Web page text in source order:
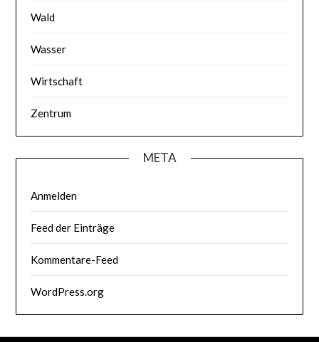
Wald
Wasser
Wirtschaft
Zentrum
META
Anmelden
Feed der Einträge
Kommentare-Feed
WordPress.org